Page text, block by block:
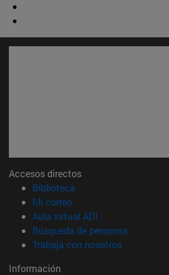
Accesos directos
Biblioteca
Mi correo(abre en nueva ventana)
Aula virtual ADI
Búsqueda de personas(abre en
Trabaja con nosotros(abre en
Información